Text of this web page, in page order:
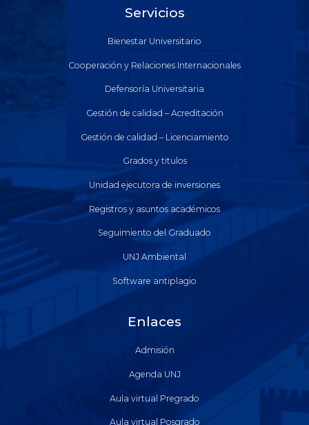
Servicios
Bienestar Universitario
Cooperación y Relaciones Internacionales
Defensoría Universitaria
Gestión de calidad – Acreditación
Gestión de calidad – Licenciamiento
Grados y titulos
Unidad ejecutora de inversiones
Registros y asuntos académicos
Seguimiento del Graduado
UNJ Ambiental
Software antiplagio
Enlaces
Admisión
Agenda UNJ
Aula virtual Pregrado
Aula virtual Posgrado